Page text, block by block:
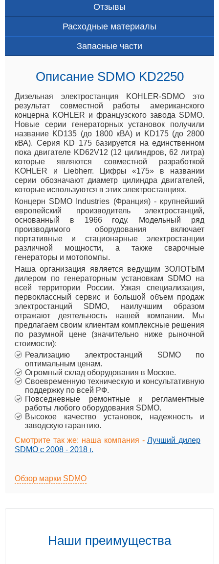
Отзывы
Расходные материалы
Запасные части
Описание SDMO KD2250
Дизельная электростанция KOHLER-SDMO это
результат совместной работы американского
концерна KOHLER и французского завода SDMO.
Новые серии генераторных установок получили
название KD135 (до 1800 кВА) и KD175 (до 2800
кВА). Серия KD 175 базируется на единственном
пока двигателе KD62V12 (12 цилиндров, 62 литра)
которые являются совместной разработкой
KOHLER и Liebherr. Цифры «175» в названии
серии обозначают диаметр цилиндра двигателей,
которые используются в этих электростанциях.
Концерн SDMO Industries (Франция) - крупнейший
европейский производитель электростанций,
основанный в 1966 году. Модельный ряд
производимого оборудования включает
портативные и стационарные электростанции
различной мощности, а также сварочные
генераторы и мотопомпы.
Наша организация является ведущим ЗОЛОТЫМ
дилером по генераторным установкам SDMO на
всей территории России. Узкая специализация,
первоклассный сервис и большой объем продаж
электростанций SDMO, наилучшим образом
отражают деятельность нашей компании. Мы
предлагаем своим клиентам комплексные решения
по разумной цене (значительно ниже рыночной
стоимости):
Реализацию электростанций SDMO по
оптимальным ценам.
Огромный склад оборудования в Москве.
Своевременную техническую и консультативную
поддержку по всей РФ.
Повседневные ремонтные и регламентные
работы любого оборудования SDMO.
Высокое качество установок, надежность и
заводскую гарантию.
Смотрите так же: наша компания -Лучший дилер
SDMO с 2008 - 2018 г.
Обзор марки SDMO
Наши преимущества